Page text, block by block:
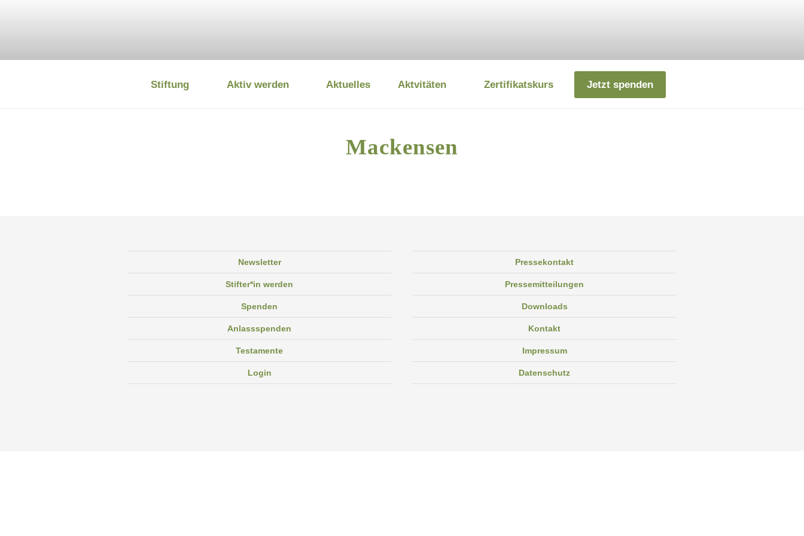
DEUTSCHE UMWELTSTIFTUNG
Stiftung Aktiv werden Aktuelles Aktvitäten Zertifikatskurs Jetzt spenden
Mackensen
Newsletter
Stifter*in werden
Spenden
Anlassspenden
Testamente
Login
Pressekontakt
Pressemitteilungen
Downloads
Kontakt
Impressum
Datenschutz